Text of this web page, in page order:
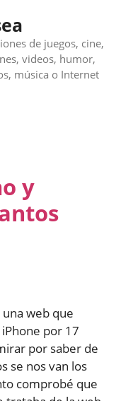
de juegos, cine,
videos, humor,
música o Internet
y
web que
por 17
por saber de
se nos van los
comprobé que